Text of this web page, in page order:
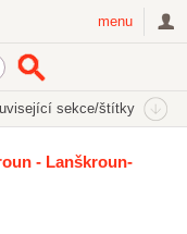
menu
sekce/štítky
- Lanškroun-